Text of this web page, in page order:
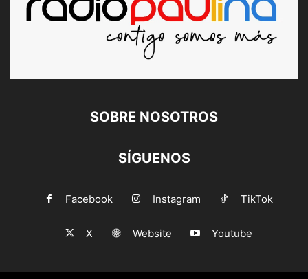
SOBRE NOSOTROS
SÍGUENOS
Facebook Instagram TikTok
X Website Youtube